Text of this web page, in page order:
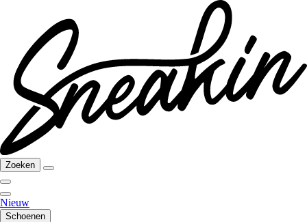
Zoeken
Nieuw
Schoenen